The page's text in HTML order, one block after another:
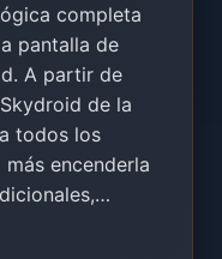
completa
pantalla de
A partir de
de la
todos los
encenderla